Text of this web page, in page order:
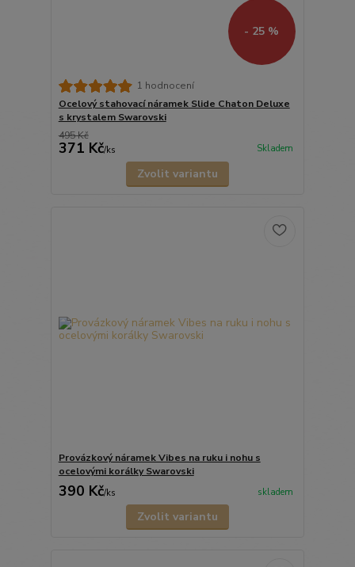
- 25 %
1 hodnocení
Ocelový stahovací náramek Slide Chaton Deluxe
s krystalem Swarovski
495 Kč
371 Kč/ks Skladem
Zvolit variantu
Provázkový náramek Vibes na ruku i nohu s
ocelovými korálky Swarovski
390 Kč/ks skladem
Zvolit variantu